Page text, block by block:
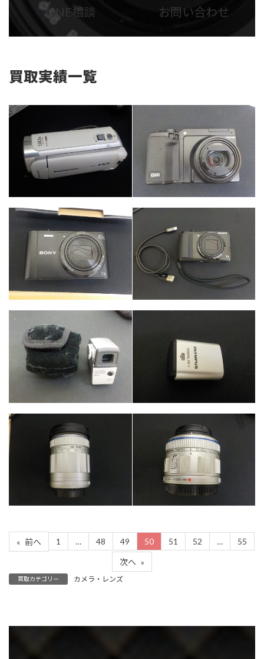
ク
LINE相談
ク
お問い合わせ
買取実績一覧
カテゴリー カメラ・レンズ カメラ・レンズ
カメラ・レンズ
カテゴリー
カテゴリー
カメラ・レンズ
カテゴリー
カメラ・レンズ
カテゴリー カメラ・レンズ カテゴリー カメラ・レンズ
« 前へ 1 … 48 49 50 51 52 … 55
次へ »
買取カテゴリー カメラ・レンズ